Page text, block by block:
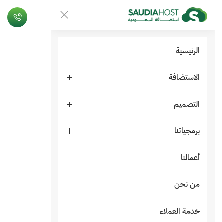
الرئيسية
الاستضافة
التصميم
برمجياتنا
أعمالنا
من نحن
خدمة العملاء